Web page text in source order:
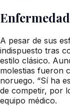
A pesar de sus
indispuesto tras
estilo clásico.
molestias fueron
noruego. “Sí ha
de competir, por
equipo médico.